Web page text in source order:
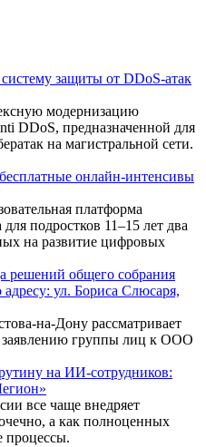
защиты от DDoS-атак
модернизацию
DDoS, предназначенной для
на магистральной сети.
онлайн-интенсивы
платформа
подростков 11–15 лет два
на развитие цифровых
общего собрания
ул. Бориса Слюсаря,
на-Дону рассматривает
заявлению группы лиц к ООО
на ИИ-сотрудников:
все чаще внедряет
а как полноценных
процессы.